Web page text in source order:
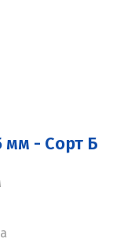
мм - Сорт Б